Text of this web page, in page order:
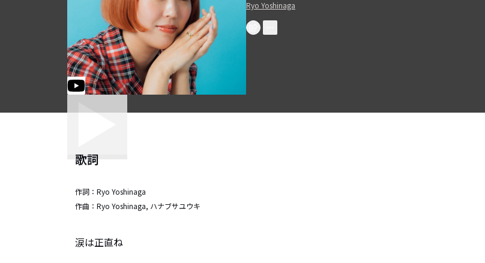
Ryo Yoshinaga
歌詞
作詞： Ryo Yoshinaga
作曲： Ryo Yoshinaga, ハナブサユウキ
涙は正直ね